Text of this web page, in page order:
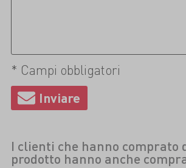
* Campi obbligatori
I clienti che hanno comprato
prodotto hanno anche